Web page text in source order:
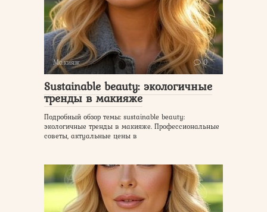
Макияж 0
Sustainable beauty: экологичные
тренды в макияже
Подробный обзор темы: sustainable beauty:
экологичные тренды в макияже. Профессиональные
советы, актуальные цены в